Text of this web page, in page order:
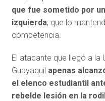
que fue sometido por
izquierda, que lo
competencia.
El atacante que llegó a la
Guayaquil apenas
el elenco estudiantil
rebelde lesión en la